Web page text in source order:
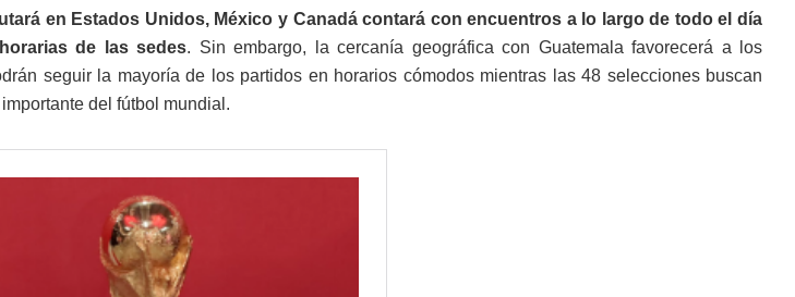
en Estados Unidos, México y Canadá contará con encuentros a lo largo de todo el día
de las sedes. Sin embargo, la cercanía geográfica con Guatemala favorecerá a los
seguir la mayoría de los partidos en horarios cómodos mientras las 48 selecciones buscan
del fútbol mundial.